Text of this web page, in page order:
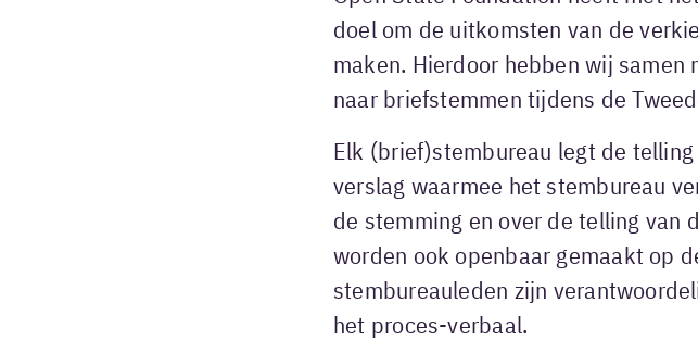
doel om de uitkomsten van de
maken. Hierdoor hebben wij samen
naar briefstemmen tijdens de
Elk (brief)stembureau legt de
verslag waarmee het stembureau
de stemming en over de telling van
worden ook openbaar gemaakt op
stembureauleden zijn
het proces-verbaal.